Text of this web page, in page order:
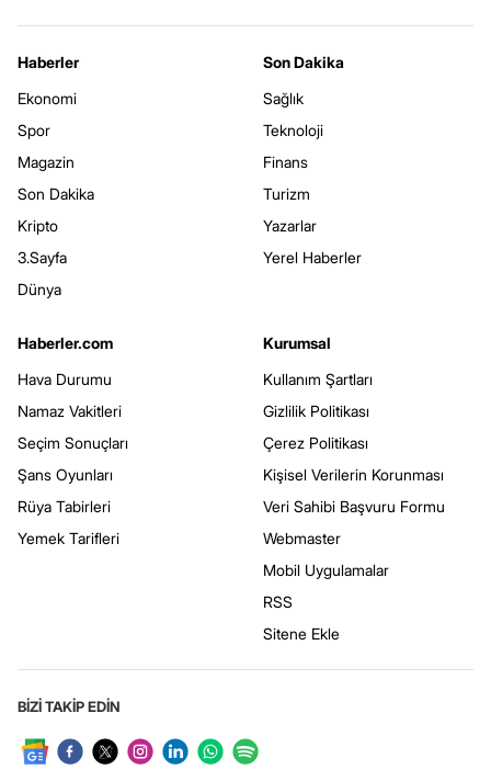
Haberler
Ekonomi
Spor
Magazin
Son Dakika
Kripto
3.Sayfa
Dünya
Son Dakika
Sağlık
Teknoloji
Finans
Turizm
Yazarlar
Yerel Haberler
Haberler.com
Hava Durumu
Namaz Vakitleri
Seçim Sonuçları
Şans Oyunları
Rüya Tabirleri
Yemek Tarifleri
Kurumsal
Kullanım Şartları
Gizlilik Politikası
Çerez Politikası
Kişisel Verilerin Korunması
Veri Sahibi Başvuru Formu
Webmaster
Mobil Uygulamalar
RSS
Sitene Ekle
BİZİ TAKİP EDİN